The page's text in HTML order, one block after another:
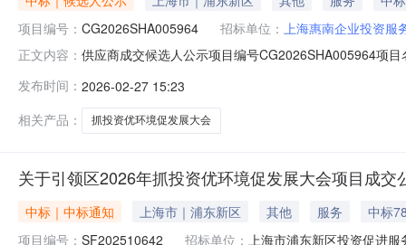
项目编号： CG2026SHA005964 招标单位： 上海惠南企业投资服
正文内容： 供应商成交候选人公示项目编号CG2026SHA005964项
67105695。反映情况须实事求是，提供具体线索或事实
发布时间： 2026-02-27 15:23
相关产品：
抓投资优环境促发展大会
关于引领区2026年抓投资优环境促发展大会项目成交
中标｜中标通知 上海市｜浦东新区 其他 服务
中标
项目编号： SF202510642 招标单位： 上海市浦东新区投资促进服